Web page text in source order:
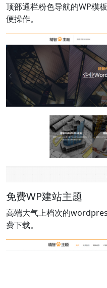
顶部通栏粉色导航的WP模
便操作。
免费WP建站主题
高端大气上档次的
费下载。